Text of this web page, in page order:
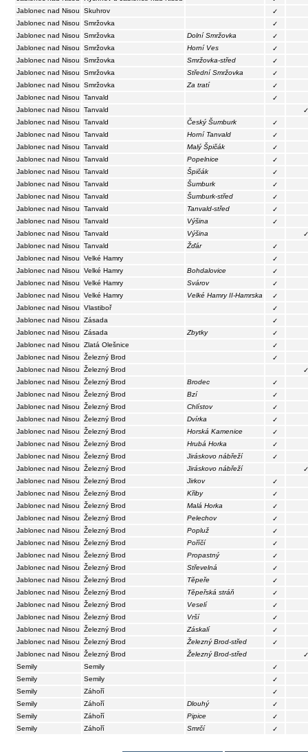
Jablonec nad Nisou
Skuhrov
✓
Jablonec nad Nisou
Smržovka
✓
Jablonec nad Nisou
Smržovka Dolní Smržovka
✓
Jablonec nad Nisou
Smržovka Horní Ves
✓
Jablonec nad Nisou
Smržovka Smržovka-střed
✓
Jablonec nad Nisou
Smržovka Střední Smržovka
✓
Jablonec nad Nisou
Smržovka Za tratí
✓
Jablonec nad Nisou
Tanvald
✓
Jablonec nad Nisou
Tanvald
✓
Jablonec nad Nisou
Tanvald Český Šumburk
✓
Jablonec nad Nisou
Tanvald Horní Tanvald
✓
Jablonec nad Nisou
Tanvald Malý Špičák
✓
Jablonec nad Nisou
Tanvald Popelnice
✓
Jablonec nad Nisou
Tanvald Špičák
✓
Jablonec nad Nisou
Tanvald Šumburk
✓
Jablonec nad Nisou
Tanvald Šumburk-střed
✓
Jablonec nad Nisou
Tanvald Tanvald-střed
✓
Jablonec nad Nisou
Tanvald Výšina
✓
Jablonec nad Nisou
Tanvald Výšina
✓
Jablonec nad Nisou
Tanvald Žďár
✓
Jablonec nad Nisou
Velké Hamry
✓
Jablonec nad Nisou
Velké Hamry Bohdalovice
✓
Jablonec nad Nisou
Velké Hamry Svárov
✓
Jablonec nad Nisou
Velké Hamry Velké Hamry II-Hamrska
✓
Jablonec nad Nisou
Vlastiboř
✓
Jablonec nad Nisou
Zásada
✓
Jablonec nad Nisou
Zásada Zbytky
✓
Jablonec nad Nisou
Zlatá Olešnice
✓
Jablonec nad Nisou
Železný Brod
✓
Jablonec nad Nisou
Železný Brod
✓
Jablonec nad Nisou
Železný Brod Brodec
✓
Jablonec nad Nisou
Železný Brod Bzí
✓
Jablonec nad Nisou
Železný Brod Chlístov
✓
Jablonec nad Nisou
Železný Brod Dvírka
✓
Jablonec nad Nisou
Železný Brod Horská Kamenice
✓
Jablonec nad Nisou
Železný Brod Hrubá Horka
✓
Jablonec nad Nisou
Železný Brod Jiráskovo nábřeží
✓
Jablonec nad Nisou
Železný Brod Jiráskovo nábřeží
✓
Jablonec nad Nisou
Železný Brod Jirkov
✓
Jablonec nad Nisou
Železný Brod Křiby
✓
Jablonec nad Nisou
Železný Brod Malá Horka
✓
Jablonec nad Nisou
Železný Brod Pelechov
✓
Jablonec nad Nisou
Železný Brod Popluž
✓
Jablonec nad Nisou
Železný Brod Poříčí
✓
Jablonec nad Nisou
Železný Brod Propastný
✓
Jablonec nad Nisou
Železný Brod Střevelná
✓
Jablonec nad Nisou
Železný Brod Těpeře
✓
Jablonec nad Nisou
Železný Brod Těpeřská stráň
✓
Jablonec nad Nisou
Železný Brod Veselí
✓
Jablonec nad Nisou
Železný Brod Vrší
✓
Jablonec nad Nisou
Železný Brod Záskalí
✓
Jablonec nad Nisou
Železný Brod Železný Brod-střed
✓
Jablonec nad Nisou
Železný Brod Železný Brod-střed
✓
Semily
Semily
✓
Semily
Semily
✓
Semily
Záhoří
✓
Semily
Záhoří Dlouhý
✓
Semily
Záhoří Pipice
✓
Semily
Záhoří Smrčí ✓